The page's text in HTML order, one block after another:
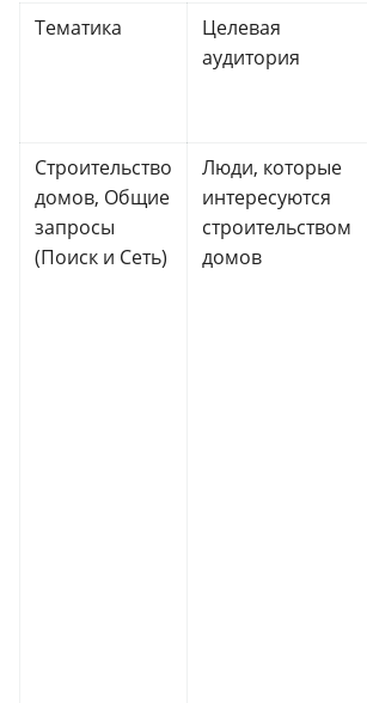
Тематика
Целевая
аудитория
Строительство
домов, Общие
запросы
(Поиск и Сеть)
Люди, которые
интересуются
строительством
домов